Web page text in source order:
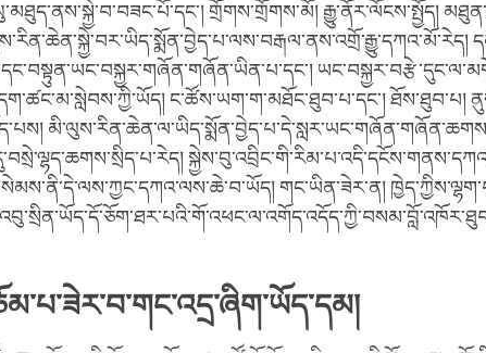
གྲོགས་གྲོགས་མོ། རྒྱུ་ནོར་ལོངས་སྤྱོད།
ང་ཚོས་ཡག་ག་མཐོང་ཐུབ་པ་དང་། ཐོས་ཐུབ་པ།
གང་ཡིན་ཟེར་ན།